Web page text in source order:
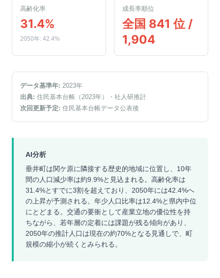
高齢化率
31.4%
2050年: 42.4%
成長率順位
全国 841 位 /
1,904
データ基準年: 2023年
出典: 住民基本台帳（2023年）
・社人研推計
次回更新予定: 住民基本台帳データ公表後
AI分析
垂井町は関ケ原に隣接する歴史的地域に位置し、10年
間の人口減少率は約9.9%と見込まれる。高齢化率は
31.4%とすでに3割を超えており、2050年には42.4%へ
の上昇が予測される。年少人口比率は12.4%と県内中位
にとどまる。交通の要衝として産業立地の優位性を持
ちながら、若年層の定着には課題が残る傾向があり、
2050年の推計人口は現在の約70%となる見通しで、町
規模の縮小が続くとみられる。